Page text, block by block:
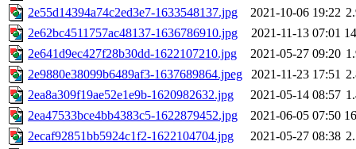
2e55d14394a74c2ed3e7-1633548137.jpg
2021-10-06 19:22
2e62bc4511757ac48137-1636786910.jpg
2021-11-13 07:01
2e641d9ec427f28b30dd-1622107210.jpg
2021-05-27 09:20
2e9880e38099b6489af3-1637689864.jpeg
2021-11-23 17:51
2ea8a309f19ae52e1e9b-1620982632.jpg
2021-05-14 08:57
2ea47533bce4bb4383c5-1622879452.jpg
2021-06-05 07:50
2ecaf92851bb5924c1f2-1622104704.jpg
2021-05-27 08:38